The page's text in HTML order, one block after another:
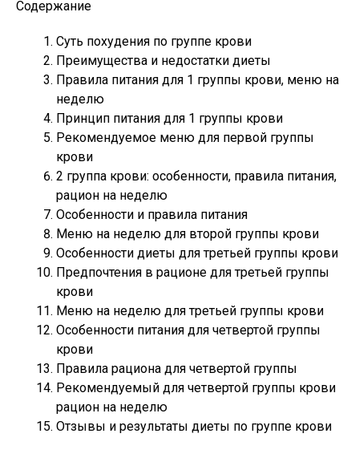
Содержание
Суть похудения по группе крови
Преимущества и недостатки диеты
Правила питания для 1 группы крови, меню на
неделю
Принцип питания для 1 группы крови
Рекомендуемое меню для первой группы
крови
2 группа крови: особенности, правила питания,
рацион на неделю
Особенности и правила питания
Меню на неделю для второй группы крови
Особенности диеты для третьей группы крови
Предпочтения в рационе для третьей группы
крови
Меню на неделю для третьей группы крови
Особенности питания для четвертой группы
крови
Правила рациона для четвертой группы
Рекомендуемый для четвертой группы крови
рацион на неделю
Отзывы и результаты диеты по группе крови